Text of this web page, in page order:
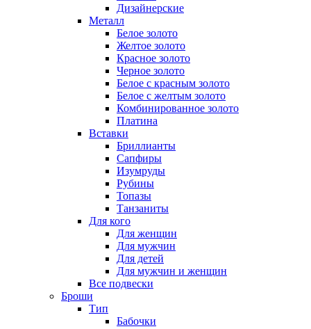
Дизайнерские
Металл
Белое золото
Желтое золото
Красное золото
Черное золото
Белое с красным золото
Белое с желтым золото
Комбинированное золото
Платина
Вставки
Бриллианты
Сапфиры
Изумруды
Рубины
Топазы
Танзаниты
Для кого
Для женщин
Для мужчин
Для детей
Для мужчин и женщин
Все подвески
Броши
Тип
Бабочки